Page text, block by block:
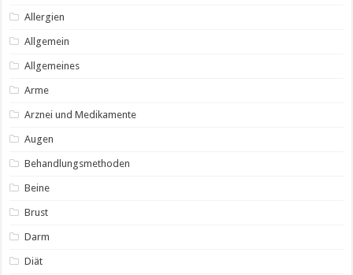
Allergien
Allgemein
Allgemeines
Arme
Arznei und Medikamente
Augen
Behandlungsmethoden
Beine
Brust
Darm
Diät